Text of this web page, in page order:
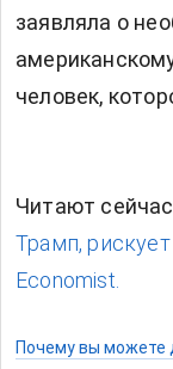
заявляла о
человек,
Читают
Трамп,
Economist.
Почему вы можете